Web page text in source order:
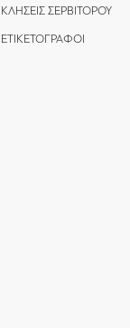
ΚΛΗΣΕΙΣ ΣΕΡΒΙΤΟΡΟΥ
ΕΤΙΚΕΤΟΓΡΑΦΟΙ